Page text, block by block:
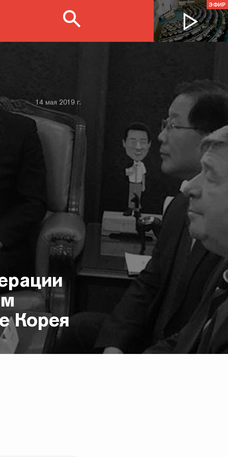
ЭФИР
Корея
14 мая 2019 г.